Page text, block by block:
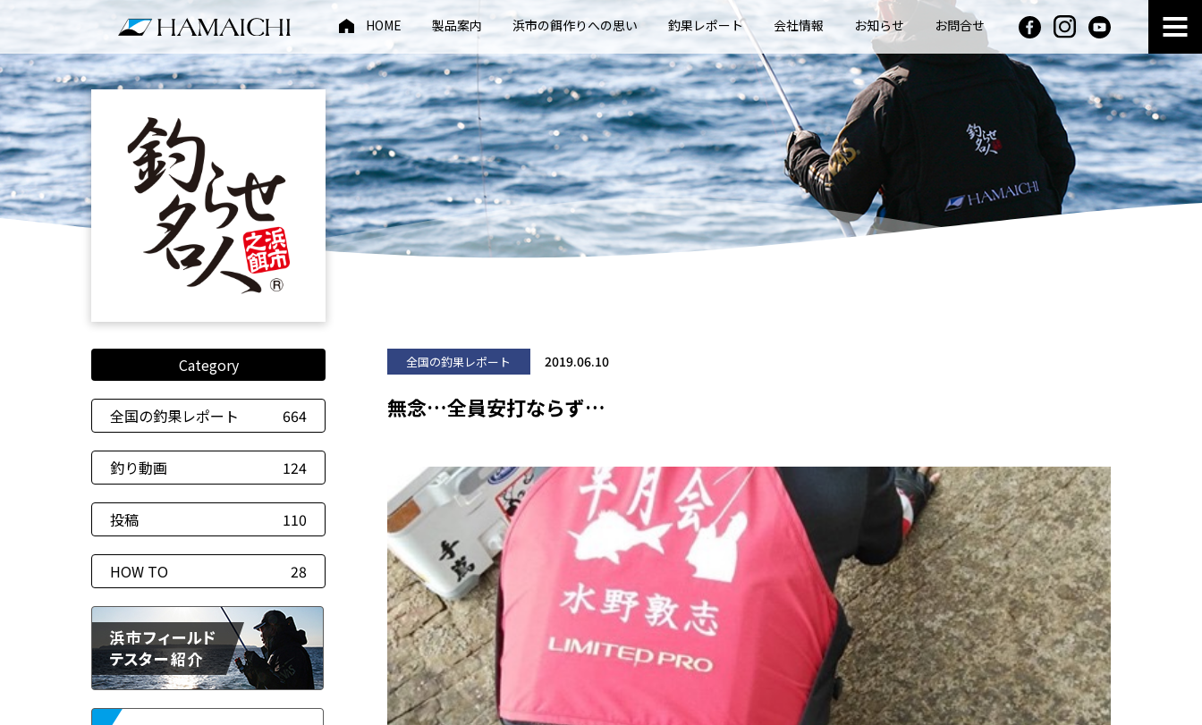
HOME 製品案内 浜市の餌作りへの思い 釣果レポート 会社情報 お知らせ お問合せ
Category
全国の釣果レポート 664
釣り動画 124
投稿 110
HOW TO 28
全国の釣果レポート 2019.06.10
無念…全員安打ならず…